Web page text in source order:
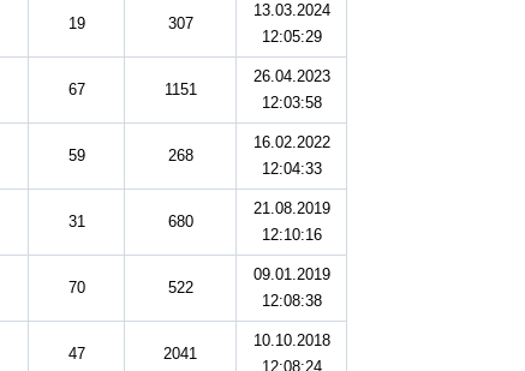
19 307
13.03.2024
12:05:29
67 1151
26.04.2023
12:03:58
59 268
16.02.2022
12:04:33
31 680
21.08.2019
12:10:16
70 522
09.01.2019
12:08:38
47 2041
10.10.2018
12:08:24